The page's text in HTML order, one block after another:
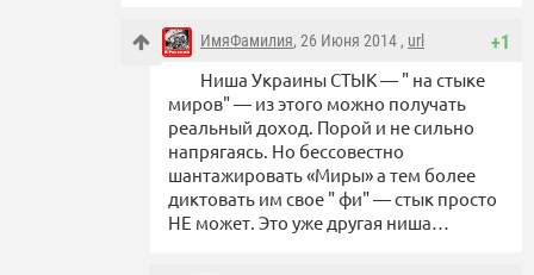
+1
ИмяФамилия, 26 Июня 2014 , url
Ниша Украины СТЫК — " на стыке
миров" — из этого можно получать
реальный доход. Порой и не сильно
напрягаясь. Но бессовестно
шантажировать «Миры» а тем более
диктовать им свое " фи" — стык просто
НЕ может. Это уже другая ниша…